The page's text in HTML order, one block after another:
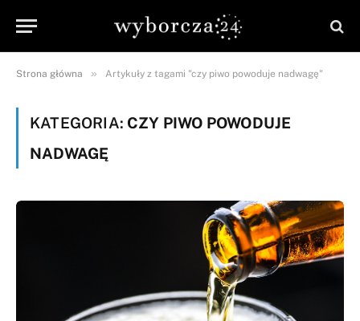
Strona główna » Artykuły z tagami "czy piwo powoduje nadwagę"
KATEGORIA: CZY PIWO POWODUJE
NADWAGĘ